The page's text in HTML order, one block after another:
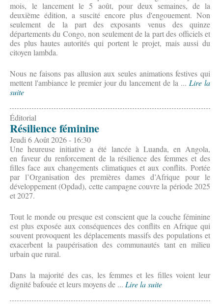
mois, le lancement le 5 août, pour deux semaines, de la
deuxième édition, a suscité encore plus d'engouement. Non
seulement de la part des exposants venus des quinze
départements du Congo, non seulement de la part des officiels et
des plus hautes autorités qui portent le projet, mais aussi du
citoyen lambda.
Nous ne faisons pas allusion aux seules animations festives qui
mettent l'ambiance le premier jour du lancement de la ... Lire la
suite
Éditorial
Résilience féminine
Jeudi 6 Août 2026 - 16:30
Une heureuse initiative a été lancée à Luanda, en Angola,
en faveur du renforcement de la résilience des femmes et des
filles face aux changements climatiques et aux conflits. Portée
par l’Organisation des premières dames d’Afrique pour le
développement (Opdad), cette campagne couvre la période 2025
et 2027.
Tout le monde ou presque est conscient que la couche féminine
est plus exposée aux conséquences des conflits en Afrique qui
souvent provoquent les déplacements massifs des populations et
exacerbent la paupérisation des communautés tant en milieu
urbain que rural.
Dans la majorité des cas, les femmes et les filles voient leur
dignité bafouée et leurs moyens de ... Lire la suite